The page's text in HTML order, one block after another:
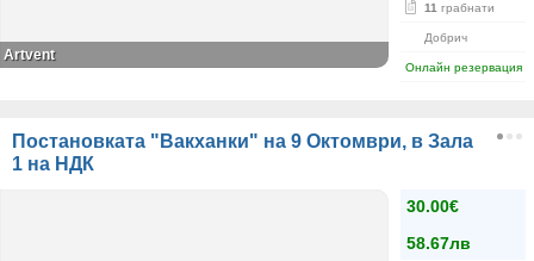
11 грабнати
Добрич
Онлайн резервация
Artvent
Постановката "Вакханки" на 9 Октомври, в Зала
1 на НДК
30.00€
58.67лв